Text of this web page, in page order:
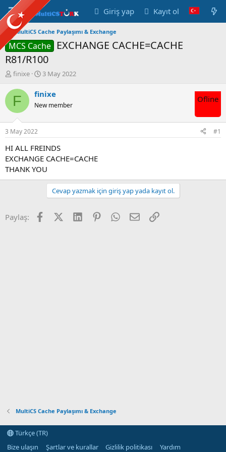
Giriş yap Kayıt ol
MultiCS Cache Paylaşımı & Exchange
MCS Cache
EXCHANGE CACHE=CACHE
R81/R100
K
n
u
u
B
a
ş
l
a
t
a
finixe
B
ş
a
ı
ç
t
a
r
i
3 May 2022
F finixe
New member
Ofline
3 May 2022 #1
HI ALL FREINDS
EXCHANGE CACHE=CACHE
THANK YOU
Cevap yazmak için giriş yap yada kayıt ol.
Paylaş: FacebookX (Twitter)
LinkedInPinterestWhatsApp
E-postaLink
MultiCS Cache Paylaşımı & Exchange
Türkçe (TR)
Bize ulaşın
Şartlar ve kurallar Gizlilik politikası
Yardım